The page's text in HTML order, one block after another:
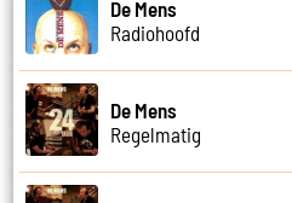
De Mens
Radiohoofd
De Mens
Regelmatig